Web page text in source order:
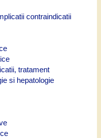
contraindicatii
tratament
si hepatologie